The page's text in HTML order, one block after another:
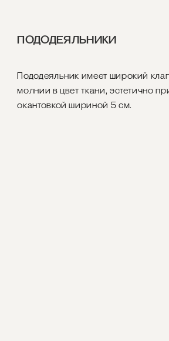
ПОДОДЕЯЛЬНИКИ
Пододеяльник имеет широкий
молнии в цвет ткани, эстетично
окантовкой шириной 5 см.